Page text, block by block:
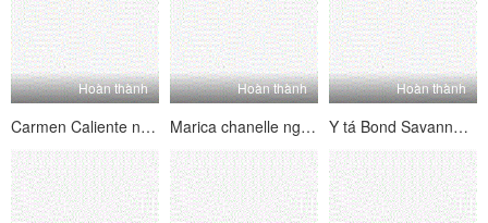
Hoàn thành
Carmen Caliente núm y tá nghịch ngợm
Hoàn thành
Marica chanelle nghịch ngợm y tá ngày đầu tiên
Hoàn thành
Y tá Bond Savannah Touch